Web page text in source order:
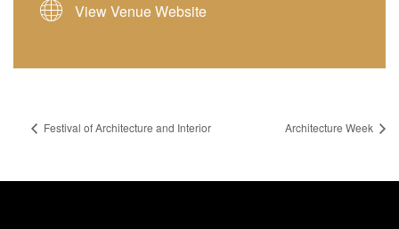
View Venue Website
Festival of Architecture and Interior Architecture Week